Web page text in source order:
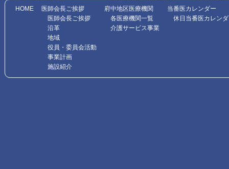
HOME
医師会長ご挨拶
医師会長ご挨拶
沿革
地域
役員・委員会活動
事業計画
施設紹介
府中地区医療機関
各医療機関一覧
介護サービス事業
当番医カレンダー
休日当番医カレン